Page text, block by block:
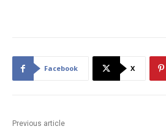
Facebook X
Previous article